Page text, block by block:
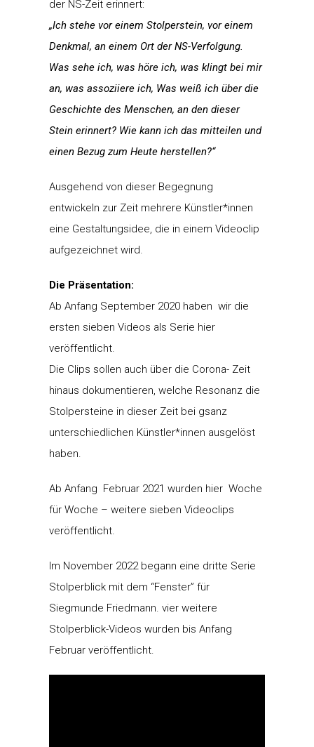
der NS-Zeit erinnert:
„Ich stehe vor einem Stolperstein, vor einem
Denkmal, an einem Ort der NS-Verfolgung.
Was sehe ich, was höre ich, was klingt bei mir
an, was assoziiere ich, Was weiß ich über die
Geschichte des Menschen, an den dieser
Stein erinnert? Wie kann ich das mitteilen und
einen Bezug zum Heute herstellen?“
Ausgehend von dieser Begegnung
entwickeln zur Zeit mehrere Künstler*innen
eine Gestaltungsidee, die in einem Videoclip
aufgezeichnet wird.
Die Präsentation:
Ab Anfang September 2020 haben wir die
ersten sieben Videos als Serie hier
veröffentlicht.
Die Clips sollen auch über die Corona- Zeit
hinaus dokumentieren, welche Resonanz die
Stolpersteine in dieser Zeit bei gsanz
unterschiedlichen Künstler*innen ausgelöst
haben.
Ab Anfang Februar 2021 wurden hier Woche
für Woche – weitere sieben Videoclips
veröffentlicht.
Im November 2022 begann eine dritte Serie
Stolperblick mit dem “Fenster” für
Siegmunde Friedmann. vier weitere
Stolperblick-Videos wurden bis Anfang
Februar veröffentlicht.